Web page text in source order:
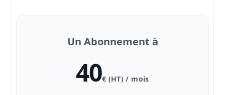
Un Abonnement à
40€ (HT) / mois